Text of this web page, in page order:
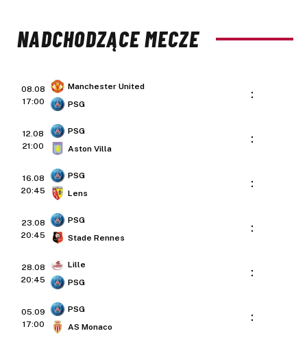
NADCHODZĄCE MECZE
08.08
17:00
Manchester United
PSG
:
12.08
21:00
PSG
Aston Villa
:
16.08
20:45
PSG
Lens
:
23.08
20:45
PSG
Stade Rennes
:
28.08
20:45
Lille
PSG
:
05.09
17:00
PSG
AS Monaco
: